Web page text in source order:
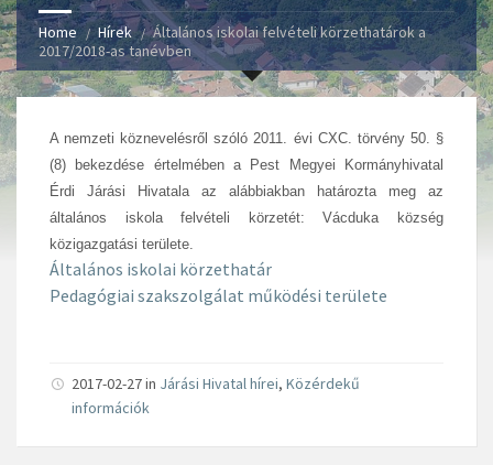
Home Hírek
Általános iskolai felvételi körzethatárok a
2017/2018-as tanévben
A nemzeti köznevelésről szóló 2011. évi CXC. törvény50. §
(8) bekezdése értelmében a Pest Megyei Kormányhivatal
Érdi Járási Hivatala az alábbiakban határozta meg az
általános iskola felvételi körzetét: Vácduka község
közigazgatási területe.
Általános iskolai körzethatár
Pedagógiai szakszolgálat működési területe
2017-02-27 in Járási Hivatal hírei, Közérdekű
információk